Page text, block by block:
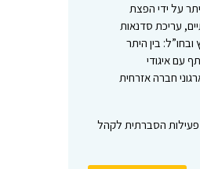
על ידי הפצת
עריכת סדנאות
בין היתר
עם איגודי
חברה אזרחית
פעילות הסברתית לקהל